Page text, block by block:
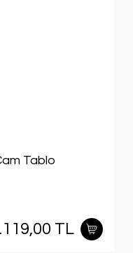
Tablo
TL